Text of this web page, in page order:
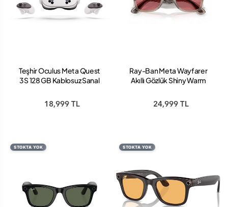
Teşhir Oculus Meta Quest
3S 128 GB Kablosuz Sanal
18,999 TL
Ray-Ban Meta Wayfarer
Akıllı Gözlük Shiny Warm
Transitions RW4006
24,999 TL
STOKTA YOK STOKTA YOK